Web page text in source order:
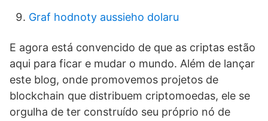
Graf hodnoty aussieho dolaru
E agora está convencido de que as criptas estão
aqui para ficar e mudar o mundo. Além de lançar
este blog, onde promovemos projetos de
blockchain que distribuem criptomoedas, ele se
orgulha de ter construído seu próprio nó de